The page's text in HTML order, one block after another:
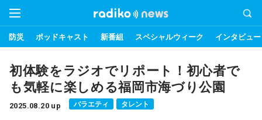
防災 ポッドキャスト 新番組 スペシャルウィーク インタビュー
初体験をラジオでリポート！初心者で
も気軽に楽しめる福岡市海づり公園
2025.08.20 up バラエティ タレント